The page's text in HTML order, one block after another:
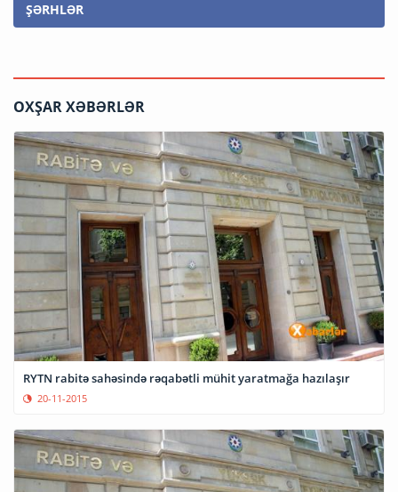
ŞƏRHLƏR
OXŞAR XƏBƏRLƏR
RYTN rabitə sahəsində rəqabətli mühit yaratmağa hazılaşır
20-11-2015